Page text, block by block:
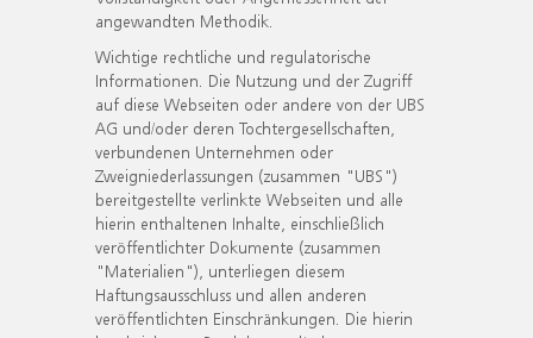
angewandten Methodik.
Wichtige rechtliche und regulatorische
Informationen. Die Nutzung und der Zugriff
auf diese Webseiten oder andere von der UBS
AG und/oder deren Tochtergesellschaften,
verbundenen Unternehmen oder
Zweigniederlassungen (zusammen "UBS")
bereitgestellte verlinkte Webseiten und alle
hierin enthaltenen Inhalte, einschließlich
veröffentlichter Dokumente (zusammen
"Materialien"), unterliegen diesem
Haftungsausschluss und allen anderen
veröffentlichten Einschränkungen. Die hierin